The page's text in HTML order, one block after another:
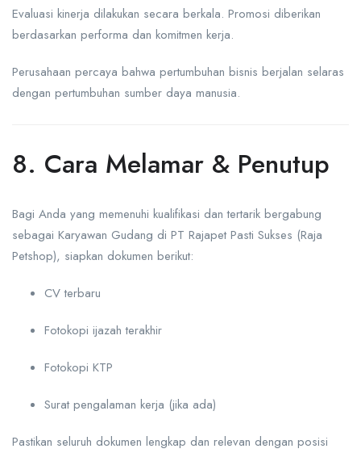
Evaluasi kinerja dilakukan secara berkala. Promosi diberikan
berdasarkan performa dan komitmen kerja.
Perusahaan percaya bahwa pertumbuhan bisnis berjalan selaras
dengan pertumbuhan sumber daya manusia.
8. Cara Melamar & Penutup
Bagi Anda yang memenuhi kualifikasi dan tertarik bergabung
sebagai Karyawan Gudang di PT Rajapet Pasti Sukses (Raja
Petshop), siapkan dokumen berikut:
CV terbaru
Fotokopi ijazah terakhir
Fotokopi KTP
Surat pengalaman kerja (jika ada)
Pastikan seluruh dokumen lengkap dan relevan dengan posisi